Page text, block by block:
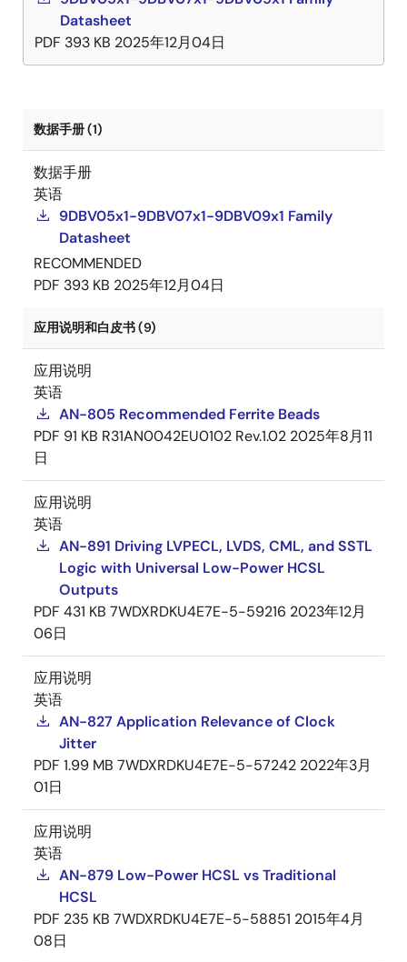
Datasheet
PDF 393 KB 2025年12月04日
数据手册 (1)
数据手册
英语
9DBV05x1-9DBV07x1-9DBV09x1 Family
Datasheet
RECOMMENDED
PDF 393 KB 2025年12月04日
应用说明和白皮书 (9)
应用说明
英语
AN-805 Recommended Ferrite Beads
PDF 91 KB R31AN0042EU0102 Rev.1.02 2025年8月11
日
应用说明
英语
AN-891 Driving LVPECL, LVDS, CML, and SSTL
Logic with Universal Low-Power HCSL
Outputs
PDF 431 KB 7WDXRDKU4E7E-5-59216 2023年12月
06日
应用说明
英语
AN-827 Application Relevance of Clock
Jitter
PDF 1.99 MB 7WDXRDKU4E7E-5-57242 2022年3月
01日
应用说明
英语
AN-879 Low-Power HCSL vs Traditional
HCSL
PDF 235 KB 7WDXRDKU4E7E-5-58851 2015年4月
08日